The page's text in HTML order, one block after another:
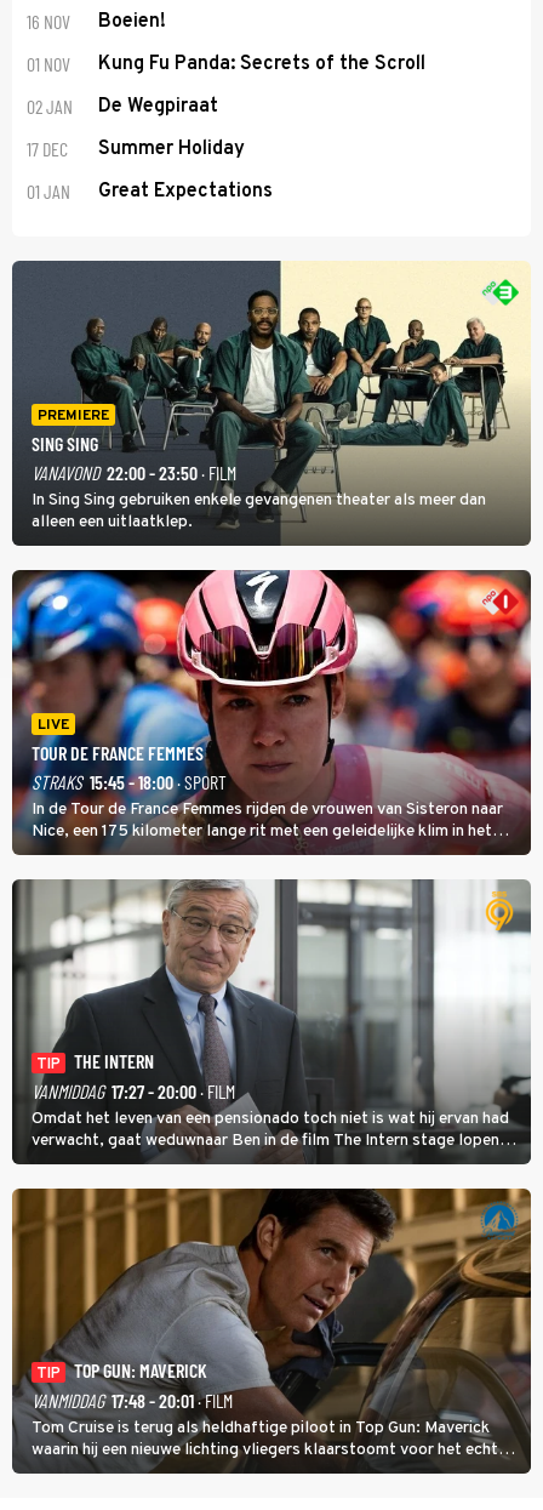
16 NOV Boeien!
01 NOV Kung Fu Panda: Secrets of the Scroll
02 JAN De Wegpiraat
17 DEC Summer Holiday
01 JAN Great Expectations
PREMIERE
SING SING
VANAVOND 22:00 - 23:50· FILM
In Sing Sing gebruiken enkele gevangenen theater als meer dan
alleen een uitlaatklep.
LIVE
TOUR DE FRANCE FEMMES
STRAKS 15:45 - 18:00· SPORT
In de Tour de France Femmes rijden de vrouwen van Sisteron naar
Nice, een 175 kilometer lange rit met een geleidelijke klim in het
midden. Dat is mogelijk niet de zwaarste hindernis, dat is de
temperatuur. Het kan in Nice namelijk bloedheet worden.
TIP
THE INTERN
VANMIDDAG 17:27 - 20:00· FILM
Omdat het leven van een pensionado toch niet is wat hij ervan had
verwacht, gaat weduwnaar Ben in de film The Intern stage lopen
bij de hippe webwinkel van Jules, wat een gouden zet blijkt te zijn.
TIP
TOP GUN: MAVERICK
VANMIDDAG 17:48 - 20:01· FILM
Tom Cruise is terug als heldhaftige piloot in Top Gun: Maverick
waarin hij een nieuwe lichting vliegers klaarstoomt voor het echte
werk.